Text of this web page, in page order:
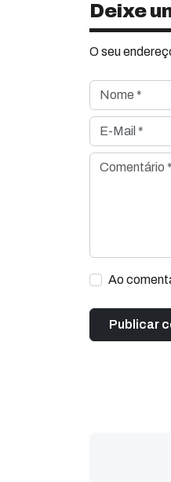
Deixe
O seu
Nome *
E-Mail *
Comentário *
Ao